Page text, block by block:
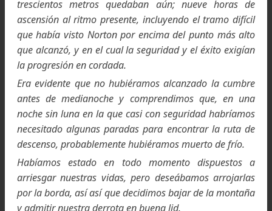
Expedición al monte
de 1922. Campamento en el glaciar de Rongbuk
Le dije a Norton que junto a mí no tenía
alguna de llegar a la cumbre. No solo me
muchísimo la garganta, sino que la tenía